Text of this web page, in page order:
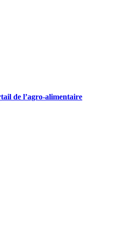
de l’agro-alimentaire